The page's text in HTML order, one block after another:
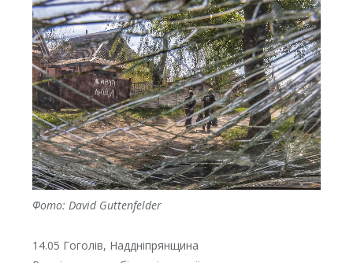
Фото: David Guttenfelder
14.05 Гоголів, Наддніпрянщина